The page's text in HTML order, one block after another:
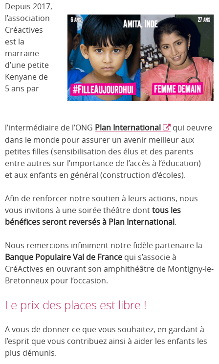
Depuis 2017,
l’association
Créactives
est la
marraine
d’une petite
Kenyane de
5 ans par
l’intermédiaire de l’ONG Plan International
qui oeuvre
dans le monde pour assurer un avenir meilleur aux
petites filles (sensibilisation des élus et des parents
entre autres sur l’importance de l’accès à l’éducation)
et aux enfants en général (construction d’écoles).
Afin de renforcer notre soutien à leurs actions, nous
vous invitons à une soirée théâtre donttous les
bénéfices seront reversés à Plan International.
Nous remercions infiniment notre fidèle partenaire la
Banque Populaire Val de France qui s’associe à
CréActives en ouvrant son amphithéâtre de Montigny-le-
Bretonneux pour l’occasion.
Le prix des places est libre !
A vous de donner ce que vous souhaitez, en gardant à
l’esprit que vous contribuez ainsi à aider les enfants les
plus démunis.